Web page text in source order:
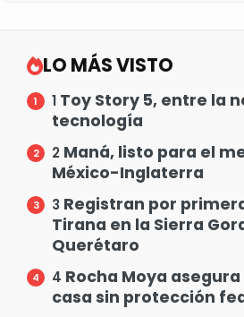
LO MÁS VISTO
1 Toy Story 5, entre la
tecnología
2 Maná, listo para el
México-Inglaterra
3 Registran por
Tirana en la Sierra
Querétaro
4 Rocha Moya
casa sin protección